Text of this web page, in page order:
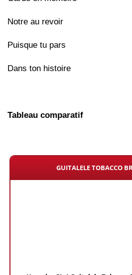
Notre au revoir
Puisque tu pars
Dans ton histoire
Tableau comparatif
GUITALELE TOBACCO